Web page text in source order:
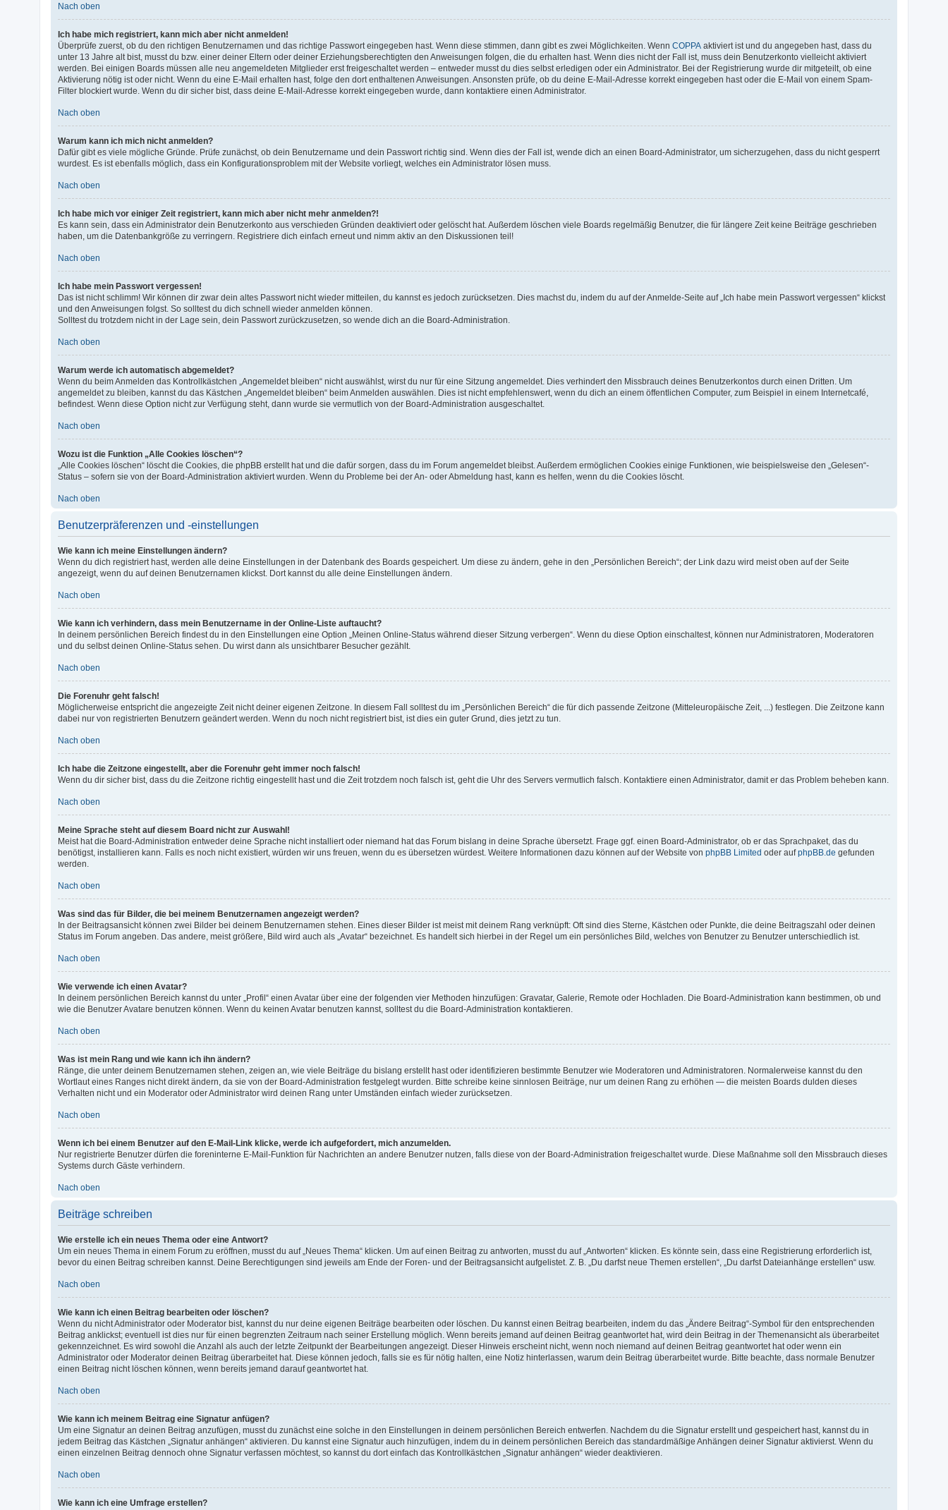
Nach oben
Ich habe mich registriert, kann mich aber nicht anmelden!
Überprüfe zuerst, ob du den richtigen Benutzernamen und das richtige Passwort eingegeben hast. Wenn diese stimmen, dann gibt es zwei Möglichkeiten. Wenn COPPA aktiviert ist und du angegeben hast, dass du
unter 13 Jahre alt bist, musst du bzw. einer deiner Eltern oder deiner Erziehungsberechtigten den Anweisungen folgen, die du erhalten hast. Wenn dies nicht der Fall ist, muss dein Benutzerkonto vielleicht aktiviert
werden. Bei einigen Boards müssen alle neu angemeldeten Mitglieder erst freigeschaltet werden – entweder musst du dies selbst erledigen oder ein Administrator. Bei der Registrierung wurde dir mitgeteilt, ob eine
Aktivierung nötig ist oder nicht. Wenn du eine E-Mail erhalten hast, folge den dort enthaltenen Anweisungen. Ansonsten prüfe, ob du deine E-Mail-Adresse korrekt eingegeben hast oder die E-Mail von einem Spam-
Filter blockiert wurde. Wenn du dir sicher bist, dass deine E-Mail-Adresse korrekt eingegeben wurde, dann kontaktiere einen Administrator.
Nach oben
Warum kann ich mich nicht anmelden?
Dafür gibt es viele mögliche Gründe. Prüfe zunächst, ob dein Benutzername und dein Passwort richtig sind. Wenn dies der Fall ist, wende dich an einen Board-Administrator, um sicherzugehen, dass du nicht gesperrt
wurdest. Es ist ebenfalls möglich, dass ein Konfigurationsproblem mit der Website vorliegt, welches ein Administrator lösen muss.
Nach oben
Ich habe mich vor einiger Zeit registriert, kann mich aber nicht mehr anmelden?!
Es kann sein, dass ein Administrator dein Benutzerkonto aus verschieden Gründen deaktiviert oder gelöscht hat. Außerdem löschen viele Boards regelmäßig Benutzer, die für längere Zeit keine Beiträge geschrieben
haben, um die Datenbankgröße zu verringern. Registriere dich einfach erneut und nimm aktiv an den Diskussionen teil!
Nach oben
Ich habe mein Passwort vergessen!
Das ist nicht schlimm! Wir können dir zwar dein altes Passwort nicht wieder mitteilen, du kannst es jedoch zurücksetzen. Dies machst du, indem du auf der Anmelde-Seite auf „Ich habe mein Passwort vergessen“ klickst
und den Anweisungen folgst. So solltest du dich schnell wieder anmelden können.
Solltest du trotzdem nicht in der Lage sein, dein Passwort zurückzusetzen, so wende dich an die Board-Administration.
Nach oben
Warum werde ich automatisch abgemeldet?
Wenn du beim Anmelden das Kontrollkästchen „Angemeldet bleiben“ nicht auswählst, wirst du nur für eine Sitzung angemeldet. Dies verhindert den Missbrauch deines Benutzerkontos durch einen Dritten. Um
angemeldet zu bleiben, kannst du das Kästchen „Angemeldet bleiben“ beim Anmelden auswählen. Dies ist nicht empfehlenswert, wenn du dich an einem öffentlichen Computer, zum Beispiel in einem Internetcafé,
befindest. Wenn diese Option nicht zur Verfügung steht, dann wurde sie vermutlich von der Board-Administration ausgeschaltet.
Nach oben
Wozu ist die Funktion „Alle Cookies löschen“?
„Alle Cookies löschen“ löscht die Cookies, die phpBB erstellt hat und die dafür sorgen, dass du im Forum angemeldet bleibst. Außerdem ermöglichen Cookies einige Funktionen, wie beispielsweise den „Gelesen“-
Status – sofern sie von der Board-Administration aktiviert wurden. Wenn du Probleme bei der An- oder Abmeldung hast, kann es helfen, wenn du die Cookies löscht.
Nach oben
Benutzerpräferenzen und -einstellungen
Wie kann ich meine Einstellungen ändern?
Wenn du dich registriert hast, werden alle deine Einstellungen in der Datenbank des Boards gespeichert. Um diese zu ändern, gehe in den „Persönlichen Bereich“; der Link dazu wird meist oben auf der Seite
angezeigt, wenn du auf deinen Benutzernamen klickst. Dort kannst du alle deine Einstellungen ändern.
Nach oben
Wie kann ich verhindern, dass mein Benutzername in der Online-Liste auftaucht?
In deinem persönlichen Bereich findest du in den Einstellungen eine Option „Meinen Online-Status während dieser Sitzung verbergen“. Wenn du diese Option einschaltest, können nur Administratoren, Moderatoren
und du selbst deinen Online-Status sehen. Du wirst dann als unsichtbarer Besucher gezählt.
Nach oben
Die Forenuhr geht falsch!
Möglicherweise entspricht die angezeigte Zeit nicht deiner eigenen Zeitzone. In diesem Fall solltest du im „Persönlichen Bereich“ die für dich passende Zeitzone (Mitteleuropäische Zeit, ...) festlegen. Die Zeitzone kann
dabei nur von registrierten Benutzern geändert werden. Wenn du noch nicht registriert bist, ist dies ein guter Grund, dies jetzt zu tun.
Nach oben
Ich habe die Zeitzone eingestellt, aber die Forenuhr geht immer noch falsch!
Wenn du dir sicher bist, dass du die Zeitzone richtig eingestellt hast und die Zeit trotzdem noch falsch ist, geht die Uhr des Servers vermutlich falsch. Kontaktiere einen Administrator, damit er das Problem beheben kann.
Nach oben
Meine Sprache steht auf diesem Board nicht zur Auswahl!
Meist hat die Board-Administration entweder deine Sprache nicht installiert oder niemand hat das Forum bislang in deine Sprache übersetzt. Frage ggf. einen Board-Administrator, ob er das Sprachpaket, das du
benötigst, installieren kann. Falls es noch nicht existiert, würden wir uns freuen, wenn du es übersetzen würdest. Weitere Informationen dazu können auf der Website von phpBB Limited oder aufphpBB.de gefunden
werden.
Nach oben
Was sind das für Bilder, die bei meinem Benutzernamen angezeigt werden?
In der Beitragsansicht können zwei Bilder bei deinem Benutzernamen stehen. Eines dieser Bilder ist meist mit deinem Rang verknüpft: Oft sind dies Sterne, Kästchen oder Punkte, die deine Beitragszahl oder deinen
Status im Forum angeben. Das andere, meist größere, Bild wird auch als „Avatar“ bezeichnet. Es handelt sich hierbei in der Regel um ein persönliches Bild, welches von Benutzer zu Benutzer unterschiedlich ist.
Nach oben
Wie verwende ich einen Avatar?
In deinem persönlichen Bereich kannst du unter „Profil“ einen Avatar über eine der folgenden vier Methoden hinzufügen: Gravatar, Galerie, Remote oder Hochladen. Die Board-Administration kann bestimmen, ob und
wie die Benutzer Avatare benutzen können. Wenn du keinen Avatar benutzen kannst, solltest du die Board-Administration kontaktieren.
Nach oben
Was ist mein Rang und wie kann ich ihn ändern?
Ränge, die unter deinem Benutzernamen stehen, zeigen an, wie viele Beiträge du bislang erstellt hast oder identifizieren bestimmte Benutzer wie Moderatoren und Administratoren. Normalerweise kannst du den
Wortlaut eines Ranges nicht direkt ändern, da sie von der Board-Administration festgelegt wurden. Bitte schreibe keine sinnlosen Beiträge, nur um deinen Rang zu erhöhen — die meisten Boards dulden dieses
Verhalten nicht und ein Moderator oder Administrator wird deinen Rang unter Umständen einfach wieder zurücksetzen.
Nach oben
Wenn ich bei einem Benutzer auf den E-Mail-Link klicke, werde ich aufgefordert, mich anzumelden.
Nur registrierte Benutzer dürfen die foreninterne E-Mail-Funktion für Nachrichten an andere Benutzer nutzen, falls diese von der Board-Administration freigeschaltet wurde. Diese Maßnahme soll den Missbrauch dieses
Systems durch Gäste verhindern.
Nach oben
Beiträge schreiben
Wie erstelle ich ein neues Thema oder eine Antwort?
Um ein neues Thema in einem Forum zu eröffnen, musst du auf „Neues Thema“ klicken. Um auf einen Beitrag zu antworten, musst du auf „Antworten“ klicken. Es könnte sein, dass eine Registrierung erforderlich ist,
bevor du einen Beitrag schreiben kannst. Deine Berechtigungen sind jeweils am Ende der Foren- und der Beitragsansicht aufgelistet. Z. B. „Du darfst neue Themen erstellen“, „Du darfst Dateianhänge erstellen“ usw.
Nach oben
Wie kann ich einen Beitrag bearbeiten oder löschen?
Wenn du nicht Administrator oder Moderator bist, kannst du nur deine eigenen Beiträge bearbeiten oder löschen. Du kannst einen Beitrag bearbeiten, indem du das „Ändere Beitrag“-Symbol für den entsprechenden
Beitrag anklickst; eventuell ist dies nur für einen begrenzten Zeitraum nach seiner Erstellung möglich. Wenn bereits jemand auf deinen Beitrag geantwortet hat, wird dein Beitrag in der Themenansicht als überarbeitet
gekennzeichnet. Es wird sowohl die Anzahl als auch der letzte Zeitpunkt der Bearbeitungen angezeigt. Dieser Hinweis erscheint nicht, wenn noch niemand auf deinen Beitrag geantwortet hat oder wenn ein
Administrator oder Moderator deinen Beitrag überarbeitet hat. Diese können jedoch, falls sie es für nötig halten, eine Notiz hinterlassen, warum dein Beitrag überarbeitet wurde. Bitte beachte, dass normale Benutzer
einen Beitrag nicht löschen können, wenn bereits jemand darauf geantwortet hat.
Nach oben
Wie kann ich meinem Beitrag eine Signatur anfügen?
Um eine Signatur an deinen Beitrag anzufügen, musst du zunächst eine solche in den Einstellungen in deinem persönlichen Bereich entwerfen. Nachdem du die Signatur erstellt und gespeichert hast, kannst du in
jedem Beitrag das Kästchen „Signatur anhängen“ aktivieren. Du kannst eine Signatur auch hinzufügen, indem du in deinem persönlichen Bereich das standardmäßige Anhängen deiner Signatur aktivierst. Wenn du
einen einzelnen Beitrag dennoch ohne Signatur verfassen möchtest, so kannst du dort einfach das Kontrollkästchen „Signatur anhängen“ wieder deaktivieren.
Nach oben
Wie kann ich eine Umfrage erstellen?